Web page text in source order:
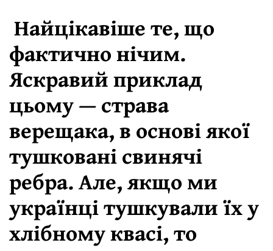
Найцікавіше те, що
фактично нічим.
Яскравий приклад
цьому — страва
верещака, в основі якої
тушковані свинячі
ребра. Але, якщо ми
українці тушкували їх у
хлібному квасі, то